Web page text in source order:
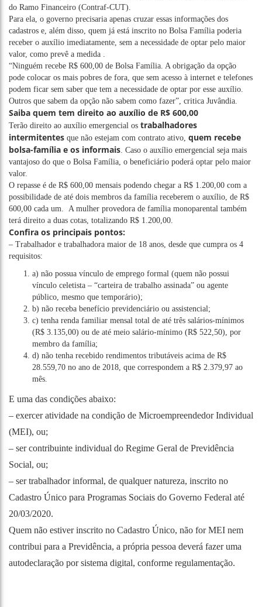
do Ramo Financeiro (Contraf-CUT).
Para ela, o governo precisaria apenas cruzar essas informações dos
cadastros e, além disso, quem já está inscrito no Bolsa Família poderia
receber o auxílio imediatamente, sem a necessidade de optar pelo maior
valor, como prevê a medida .
“Ninguém recebe R$ 600,00 de Bolsa Família. A obrigação da opção
pode colocar os mais pobres de fora, que sem acesso à internet e telefones
podem ficar sem saber que tem a necessidade de optar por esse auxílio.
Outros que sabem da opção não sabem como fazer”, critica Juvândia.
Saiba quem tem direito ao auxílio de R$ 600,00
Terão direito ao auxílio emergencial os trabalhadores
intermitentes que não estejam com contrato ativo, quem recebe
bolsa-família e os informais. Caso o auxílio emergencial seja mais
vantajoso do que o Bolsa Família, o beneficiário poderá optar pelo maior
valor.
O repasse é de R$ 600,00 mensais podendo chegar a R$ 1.200,00 com a
possibilidade de até dois membros da família receberem o auxílio, de R$
600,00 cada um. A mulher provedora de família monoparental também
terá direito a duas cotas, totalizando R$ 1.200,00.
Confira os principais pontos:
– Trabalhador e trabalhadora maior de 18 anos, desde que cumpra os 4
requisitos:
a) não possua vínculo de emprego formal (quem não possui
vínculo celetista – “carteira de trabalho assinada” ou agente
público, mesmo que temporário);
b) não receba benefício previdenciário ou assistencial;
c) tenha renda familiar mensal total de até três salários-mínimos
(R$ 3.135,00) ou de até meio salário-mínimo (R$ 522,50), por
membro da família;
d) não tenha recebido rendimentos tributáveis acima de R$
28.559,70 no ano de 2018, que correspondem a R$ 2.379,97 ao
mês.
E uma das condições abaixo:
– exercer atividade na condição de Microempreendedor Individual
(MEI), ou;
– ser contribuinte individual do Regime Geral de Previdência
Social, ou;
– ser trabalhador informal, de qualquer natureza, inscrito no
Cadastro Único para Programas Sociais do Governo Federal até
20/03/2020.
Quem não estiver inscrito no Cadastro Único, não for MEI nem
contribui para a Previdência, a própria pessoa deverá fazer uma
autodeclaração por sistema digital, conforme regulamentação.